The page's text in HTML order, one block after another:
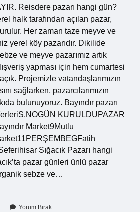
Reisdere pazarı hangi gün?
halk tarafından açılan pazar,
Her zaman taze meyve ve
yerel köy pazarıdır. Dikilide
ve meyve pazarımız artık
yapması için hem cumartesi
Projemizle vatandaşlarımızın
sağlarken, pazarcılarımızın
bulunuyoruz. Bayındır pazarı
KURULDUPAZAR
Market9Mutlu
Sığacık Pazarı hangi
pazar günleri ünlü pazar
sebze ve…
Yorum Bırak